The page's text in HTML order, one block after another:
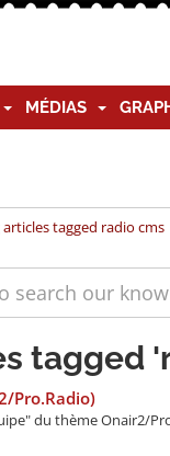
MÉDIAS
tagged radio cms
tagged
Pro.Radio)
du thème Onair2/